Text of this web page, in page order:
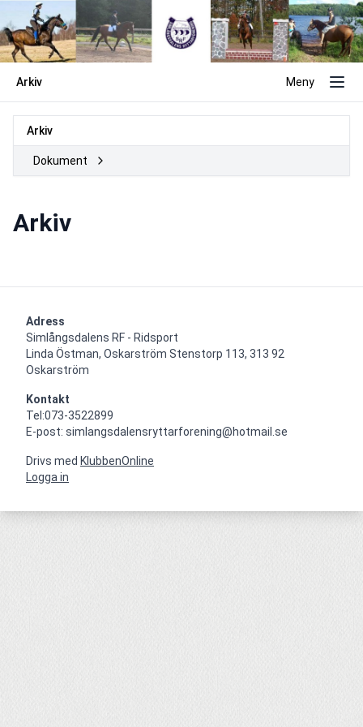
Arkiv Meny
Arkiv
Dokument
Arkiv
Adress
Simlångsdalens RF - Ridsport
Linda Östman, Oskarström Stenstorp 113, 313 92
Oskarström
Kontakt
Tel:073-3522899
E-post: simlangsdalensryttarforening@hotmail.se
Drivs med KlubbenOnline
Logga in